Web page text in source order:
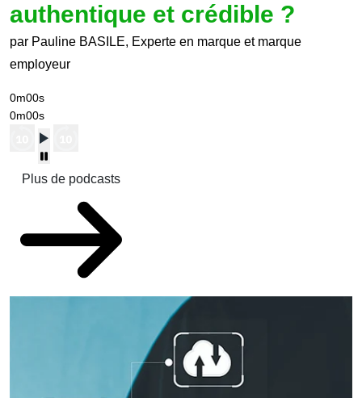
authentique et crédible ?
par Pauline BASILE, Experte en marque et marque
employeur
0m00s
0m00s
Plus de podcasts